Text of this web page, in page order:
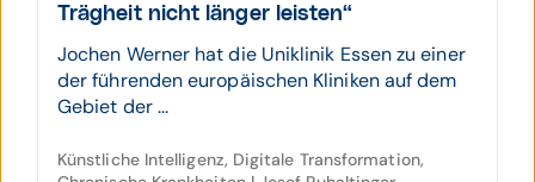
Träg­heit nicht länger leisten“
Jochen Werner hat die Uniklinik Essen zu einer
der führenden europäischen Kliniken auf dem
Gebiet der ...
Künstliche Intelligenz, Digitale Transformation,